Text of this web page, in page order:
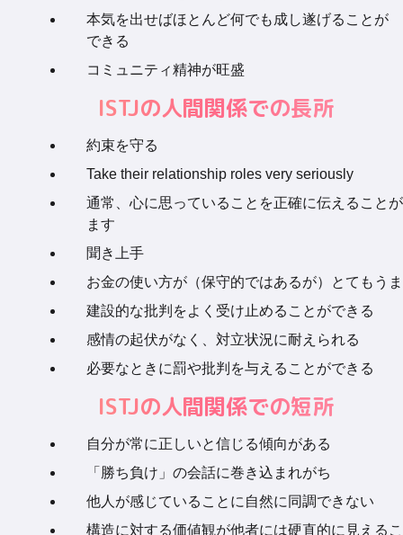
本気を出せばほとんど何でも成し遂げることが
できる
コミュニティ精神が旺盛
ISTJの人間関係での長所
約束を守る
Take their relationship roles very seriously
通常、心に思っていることを正確に伝えること
ます
聞き上手
お金の使い方が（保守的ではあるが）とてもう
建設的な批判をよく受け止めることができる
感情の起伏がなく、対立状況に耐えられる
必要なときに罰や批判を与えることができる
ISTJの人間関係での短所
自分が常に正しいと信じる傾向がある
「勝ち負け」の会話に巻き込まれがち
他人が感じていることに自然に同調できない
構造に対する価値観が他者には硬直的に見える